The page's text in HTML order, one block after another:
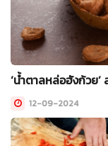
‘น้ำตาลหล่อฮังก้วย’
12-09-2024